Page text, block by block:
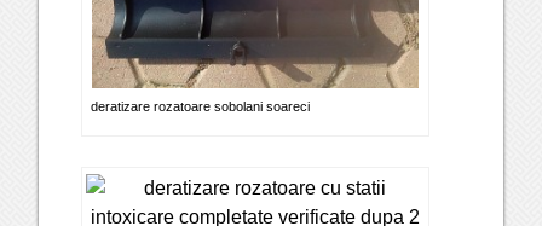
deratizare rozatoare sobolani soareci